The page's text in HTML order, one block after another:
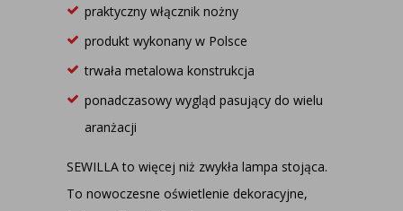
praktyczny włącznik nożny
produkt wykonany w Polsce
trwała metalowa konstrukcja
ponadczasowy wygląd pasujący do wielu
aranżacji
SEWILLA to więcej niż zwykła lampa stojąca.
To nowoczesne oświetlenie dekoracyjne,